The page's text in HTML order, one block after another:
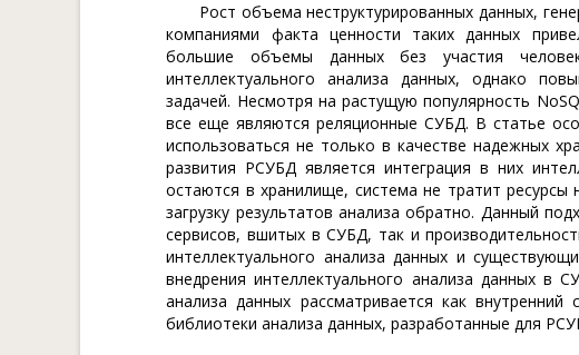
Рост объема неструктурированных данных,
компаниями факта ценности таких данных
большие объемы данных без участия
интеллектуального анализа данных, однако
задачей. Несмотря на растущую популярность
все еще являются реляционные СУБД. В статье
использоваться не только в качестве надежных
развития РСУБД является интеграция в них
остаются в хранилище, система не тратит
загрузку результатов анализа обратно. Данный
сервисов, вшитых в СУБД, так и
интеллектуального анализа данных и
внедрения интеллектуального анализа данных в
анализа данных рассматривается как
библиотеки анализа данных, разработанные для